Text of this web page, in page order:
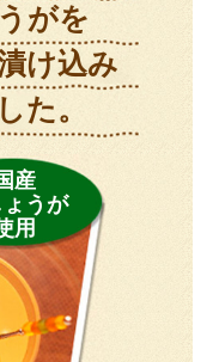
がを
け込み
た。
産
うが
用